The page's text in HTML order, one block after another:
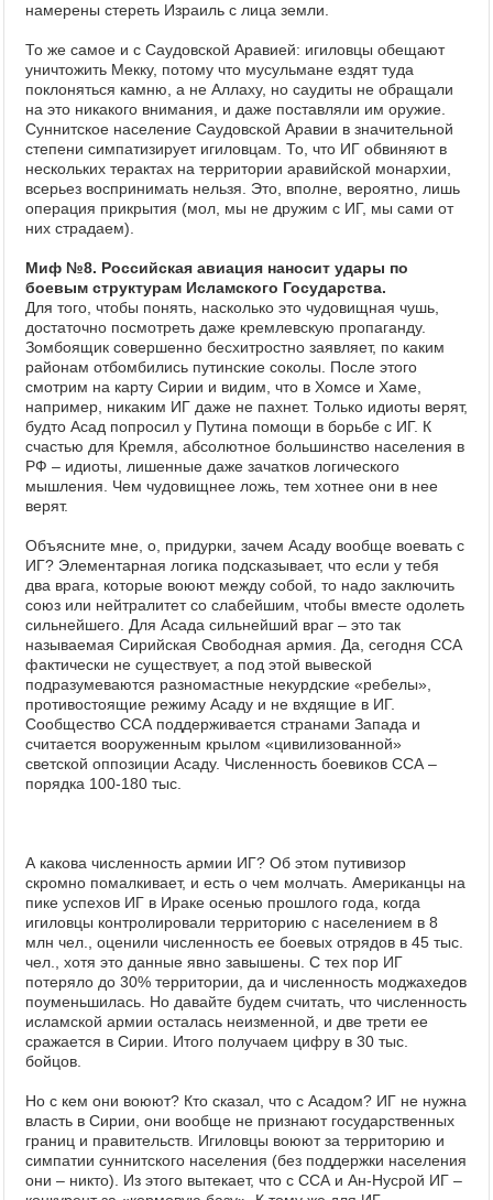
намерены стереть Израиль с лица земли.
То же самое и с Саудовской Аравией: игиловцы обещают
уничтожить Мекку, потому что мусульмане ездят туда
поклоняться камню, а не Аллаху, но саудиты не обращали
на это никакого внимания, и даже поставляли им оружие.
Суннитское население Саудовской Аравии в значительной
степени симпатизирует игиловцам. То, что ИГ обвиняют в
нескольких терактах на территории аравийской монархии,
всерьез воспринимать нельзя. Это, вполне, вероятно, лишь
операция прикрытия (мол, мы не дружим с ИГ, мы сами от
них страдаем).
Миф №8. Российская авиация наносит удары по
боевым структурам Исламского Государства.
Для того, чтобы понять, насколько это чудовищная чушь,
достаточно посмотреть даже кремлевскую пропаганду.
Зомбоящик совершенно бесхитростно заявляет, по каким
районам отбомбились путинские соколы. После этого
смотрим на карту Сирии и видим, что в Хомсе и Хаме,
например, никаким ИГ даже не пахнет. Только идиоты верят,
будто Асад попросил у Путина помощи в борьбе с ИГ. К
счастью для Кремля, абсолютное большинство населения в
РФ – идиоты, лишенные даже зачатков логического
мышления. Чем чудовищнее ложь, тем хотнее они в нее
верят.
Объясните мне, о, придурки, зачем Асаду вообще воевать с
ИГ? Элементарная логика подсказывает, что если у тебя
два врага, которые воюют между собой, то надо заключить
союз или нейтралитет со слабейшим, чтобы вместе одолеть
сильнейшего. Для Асада сильнейший враг – это так
называемая Сирийская Свободная армия. Да, сегодня ССА
фактически не существует, а под этой вывеской
подразумеваются разномастные некурдские «ребелы»,
противостоящие режиму Асаду и не вхдящие в ИГ.
Сообщество ССА поддерживается странами Запада и
считается вооруженным крылом «цивилизованной»
светской оппозиции Асаду. Численность боевиков ССА –
порядка 100-180 тыс.
А какова численность армии ИГ? Об этом путивизор
скромно помалкивает, и есть о чем молчать. Американцы на
пике успехов ИГ в Ираке осенью прошлого года, когда
игиловцы контролировали территорию с населением в 8
млн чел., оценили численность ее боевых отрядов в 45 тыс.
чел., хотя это данные явно завышены. С тех пор ИГ
потеряло до 30% территории, да и численность моджахедов
поуменьшилась. Но давайте будем считать, что численность
исламской армии осталась неизменной, и две трети ее
сражается в Сирии. Итого получаем цифру в 30 тыс.
бойцов.
Но с кем они воюют? Кто сказал, что с Асадом? ИГ не нужна
власть в Сирии, они вообще не признают государственных
границ и правительств. Игиловцы воюют за территорию и
симпатии суннитского населения (без поддержки населения
они – никто). Из этого вытекает, что с ССА и Ан-Нусрой ИГ –